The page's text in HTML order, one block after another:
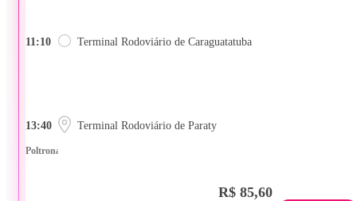
11:10 Terminal Rodoviário de Caraguatatuba
13:40 Terminal Rodoviário de Paraty
Poltrona
R$ 85,60